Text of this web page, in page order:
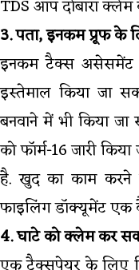
TDS आप दोबारा
3. पता, इनकम प्रूफ के
इनकम टैक्स असेसमेंट
इस्तेमाल किया जा
बनवाने में भी किया
को फॉर्म-16 जारी
है. खुद का काम करने
फाइलिंग डॉक्यूमेंट एक
4. घाटे को क्लेम कर